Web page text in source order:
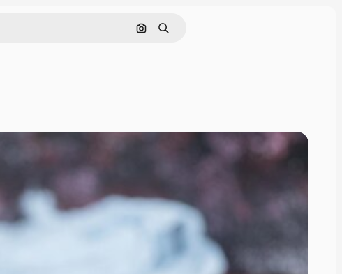
Cerca per immagine
Ricerca